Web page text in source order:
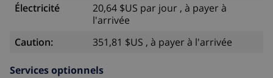
Électricité
20,64 $US par jour , à payer à
l'arrivée
Caution:
351,81 $US , à payer à l'arrivée
Services optionnels